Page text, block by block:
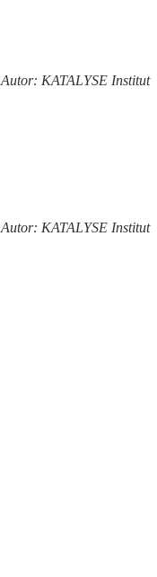
Autor: KATALYSE Institut
Autor: KATALYSE Institut